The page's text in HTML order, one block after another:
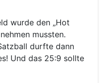
wurde den „Hot
mussten.
durfte dann
Und das 25:9 sollte